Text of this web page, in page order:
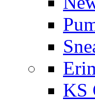
KS